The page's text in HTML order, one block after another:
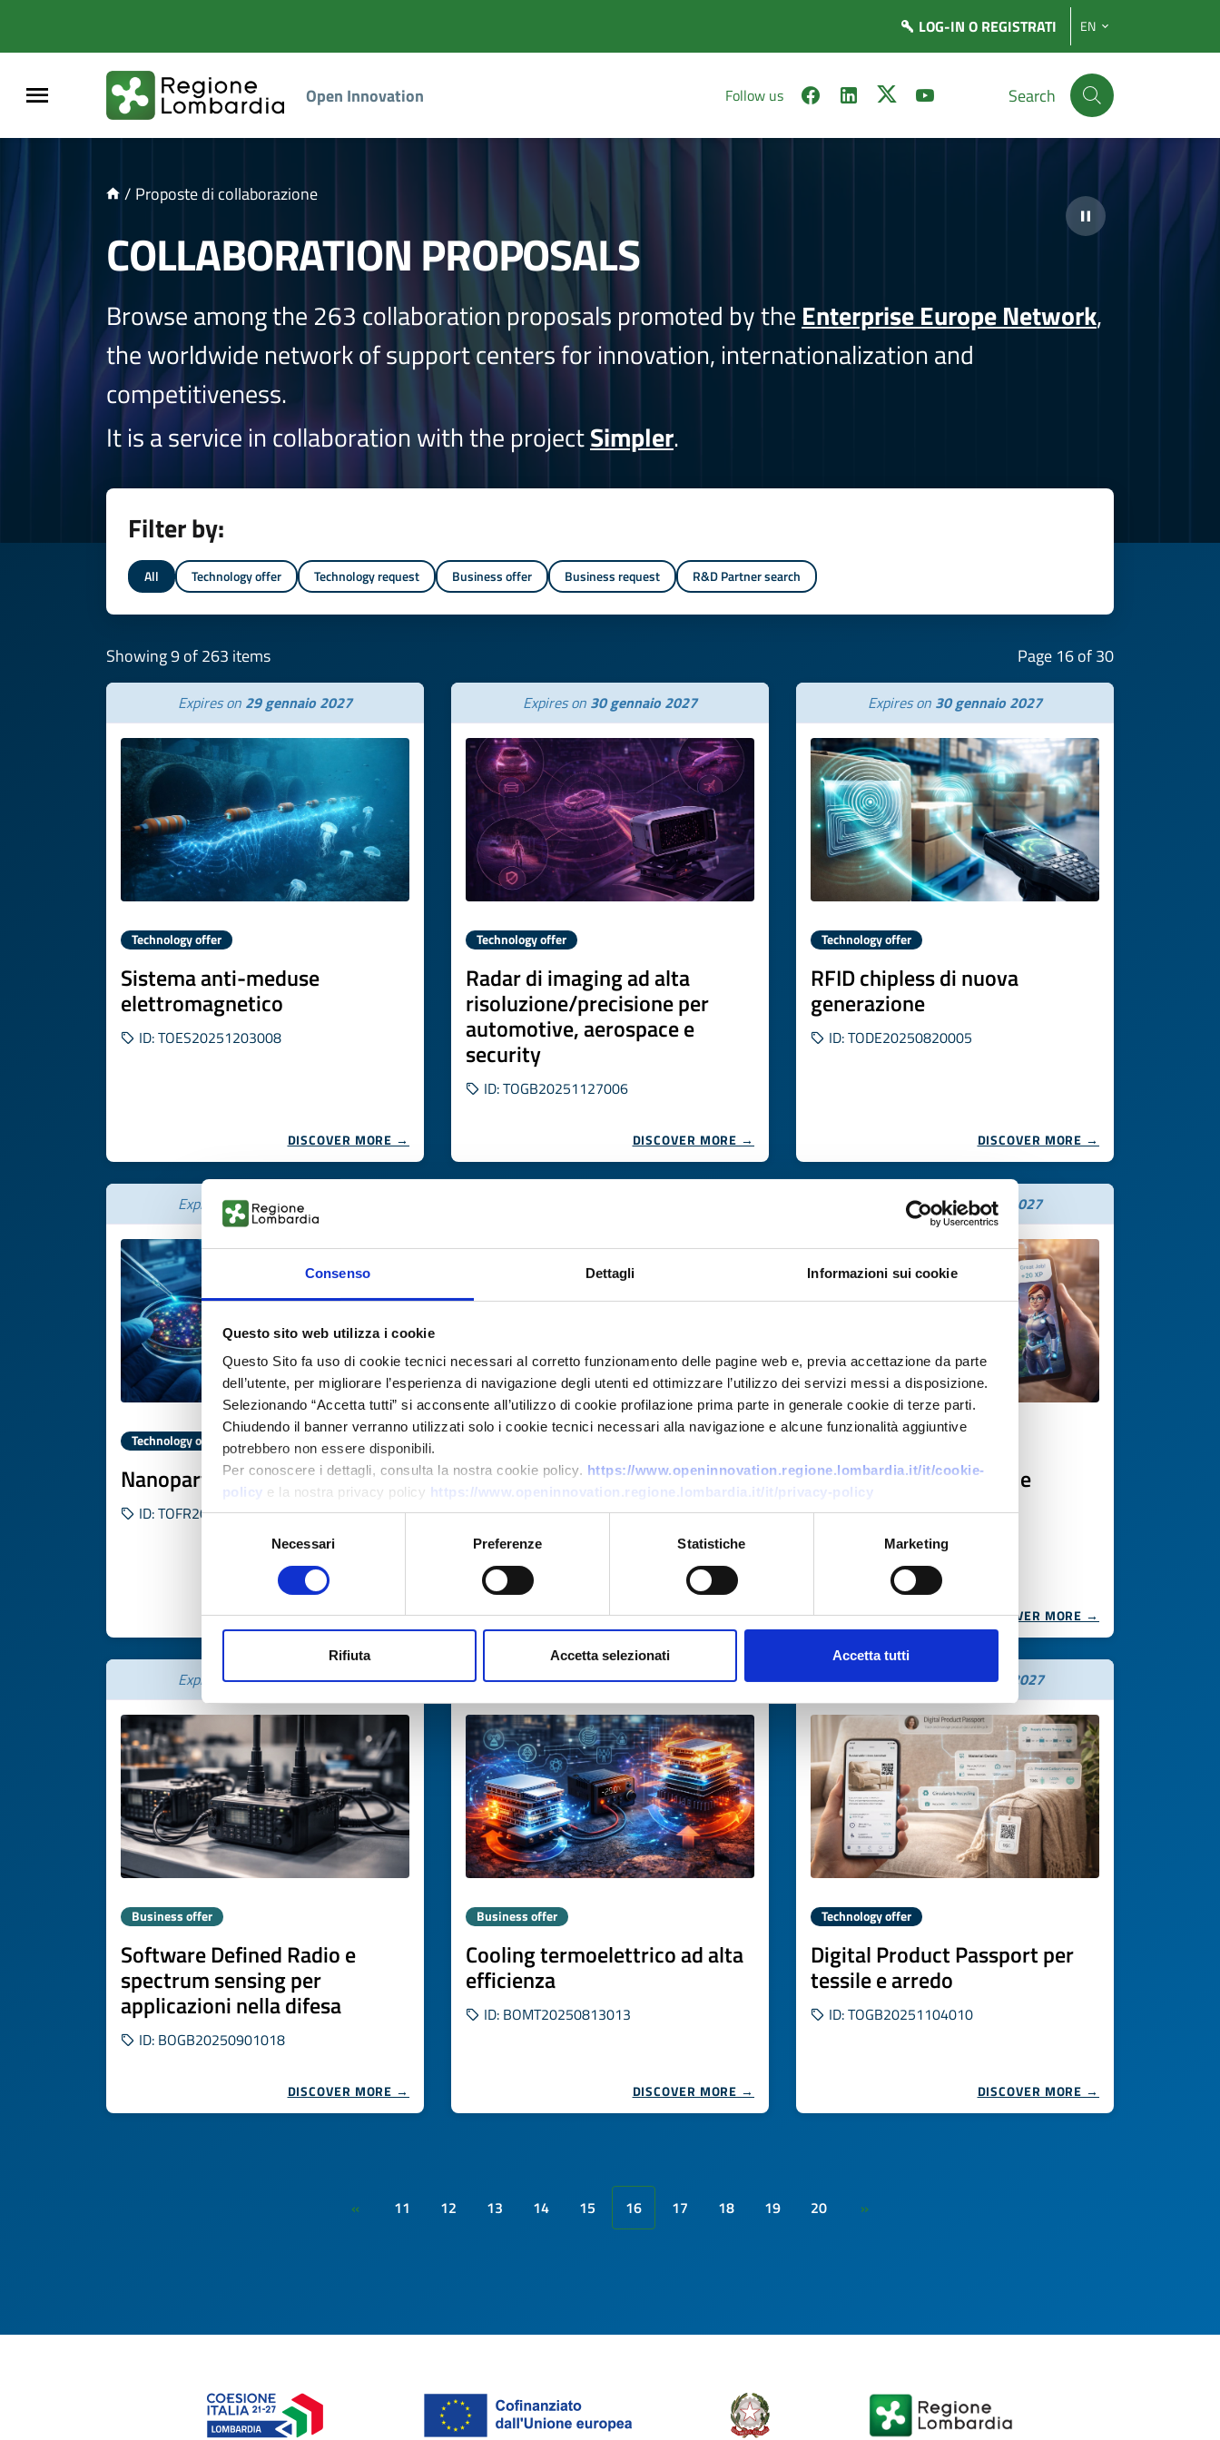
Consenso Dettagli Informazioni sui cookie
Questo sito web utilizza i cookie
Questo Sito fa uso di cookie tecnici necessari al corretto funzionamento delle pagine web e, previa accettazione da parte
dell’utente, per migliorare l’esperienza di navigazione degli utenti ed ottimizzare l’utilizzo dei servizi messi a disposizione.
Selezionando “Accetta tutti” si acconsente all’utilizzo di cookie profilazione prima parte in generale cookie di terze parti.
Chiudendo il banner verranno utilizzati solo i cookie tecnici necessari alla navigazione e alcune funzionalità aggiuntive
potrebbero non essere disponibili.
Per conoscere i dettagli, consulta la nostra cookie policy. https://www.openinnovation.regione.lombardia.it/it/cookie-
policy e la nostra privacy policy https://www.openinnovation.regione.lombardia.it/it/privacy-policy
Selezione
Necessari Preferenze Statistiche Marketing
Rifiuta Accetta selezionati Accetta tutti
LOG-IN O REGISTRATI EN
Open Innovation Follow us Search
/ Proposte di collaborazione
COLLABORATION PROPOSALS
Browse among the 263 collaboration proposals promoted by the Enterprise Europe Network,
the worldwide network of support centers for innovation, internationalization and
competitiveness.
It is a service in collaboration with the projectSimpler.
Filter by:
All Technology offer Technology request Business offer Business request R&D Partner search
Showing 9 of 263 items Page 16 of 30
Expires on 29 gennaio 2027
Technology offer
Sistema anti-meduse
elettromagnetico
ID: TOES20251203008
DISCOVER MORE →
Expires on 30 gennaio 2027
Technology offer
Radar di imaging ad alta
risoluzione/precisione per
automotive, aerospace e
security
ID: TOGB20251127006
DISCOVER MORE →
Expires on 30 gennaio 2027
Technology offer
RFID chipless di nuova
generazione
ID: TODE20250820005
DISCOVER MORE →
Expires on30 gennaio 2027
Technology offer
Nanoparticelle fluorescenti TR
ID: TOFR20250620002
DISCOVER MORE →
Connettori meccanici
saldatura-free per tubazioni
ID: TOGB20251106010
DISCOVER MORE →
Expires on30 gennaio 2027
LMS gamificato con AI e
storytelling
ID: TOGB20251104018
DISCOVER MORE →
Expires on30 gennaio 2027
Business offer
Software Defined Radio e
spectrum sensing per
applicazioni nella difesa
ID: BOGB20250901018
DISCOVER MORE →
Expires on30 gennaio 2027
Business offer
Cooling termoelettrico ad alta
efficienza
ID: BOMT20250813013
DISCOVER MORE →
Expires on03 febbraio 2027
Technology offer
Digital Product Passport per
tessile e arredo
ID: TOGB20251104010
DISCOVER MORE →
« 11 12 13 14 15 16 17 18 19 20 »